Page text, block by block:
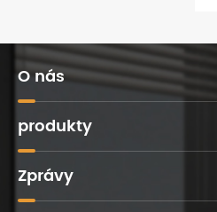
abyste se
vyhnuli
podvádění!
O nás
produkty
Zprávy